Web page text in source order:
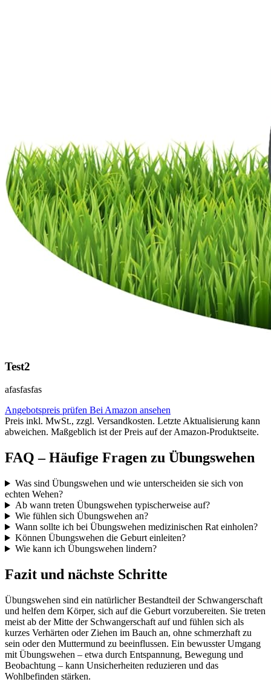
Test2
afasfasfas
Angebotspreis prüfen Bei Amazon ansehen
Preis inkl. MwSt., zzgl. Versandkosten. Letzte Aktualisierung kann
abweichen. Maßgeblich ist der Preis auf der Amazon-Produktseite.
FAQ – Häufige Fragen zu Übungswehen
Was sind Übungswehen und wie unterscheiden sie sich von
echten Wehen?
Ab wann treten Übungswehen typischerweise auf?
Wie fühlen sich Übungswehen an?
Wann sollte ich bei Übungswehen medizinischen Rat einholen?
Können Übungswehen die Geburt einleiten?
Wie kann ich Übungswehen lindern?
Fazit und nächste Schritte
Übungswehen sind ein natürlicher Bestandteil der Schwangerschaft
und helfen dem Körper, sich auf die Geburt vorzubereiten. Sie treten
meist ab der Mitte der Schwangerschaft auf und fühlen sich als
kurzes Verhärten oder Ziehen im Bauch an, ohne schmerzhaft zu
sein oder den Muttermund zu beeinflussen. Ein bewusster Umgang
mit Übungswehen – etwa durch Entspannung, Bewegung und
Beobachtung – kann Unsicherheiten reduzieren und das
Wohlbefinden stärken.